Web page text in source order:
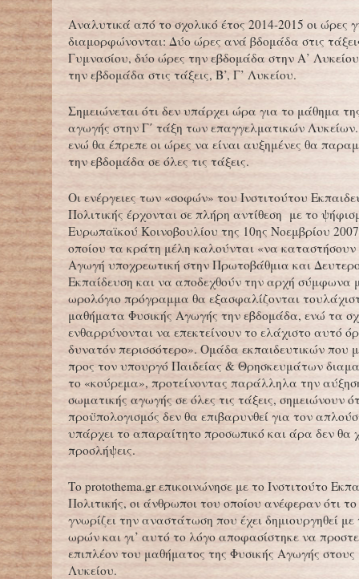
Αναλυτικά από το σχολικό έτος 2014-2015 οι ώρες
διαμορφώνονται: Δύο ώρες ανά βδομάδα στις
Γυμνασίου, δύο ώρες την εβδομάδα στην Α’
την εβδομάδα στις τάξεις, Β’, Γ’ Λυκείου.
Σημειώνεται ότι δεν υπάρχει ώρα για το μάθημα
αγωγής στην Γ΄ τάξη των επαγγελματικών
ενώ θα έπρεπε οι ώρες να είναι αυξημένες θα
την εβδομάδα σε όλες τις τάξεις.
Οι ενέργειες των «σοφών» του Ινστιτούτου
Πολιτικής έρχονται σε πλήρη αντίθεση με το
Ευρωπαϊκού Κοινοβουλίου της 10ης Νοεμβρίου
οποίου τα κράτη μέλη καλούνται «να καταστήσουν
Αγωγή υποχρεωτική στην Πρωτοβάθμια και
Εκπαίδευση και να αποδεχθούν την αρχή σύμφωνα
ωρολόγιο πρόγραμμα θα εξασφαλίζονται
μαθήματα Φυσικής Αγωγής την εβδομάδα, ενώ τα
ενθαρρύνονται να επεκτείνουν το ελάχιστο αυτό
δυνατόν περισσότερο». Ομάδα εκπαιδευτικών που
προς τον υπουργό Παιδείας & Θρησκευμάτων
το «κούρεμα», προτείνοντας παράλληλα την
σωματικής αγωγής σε όλες τις τάξεις, σημειώνουν
προϋπολογισμός δεν θα επιβαρυνθεί για τον
υπάρχει το απαραίτητο προσωπικό και άρα δεν θα
προσλήψεις.
Το protothema.gr επικοινώνησε με το Ινστιτούτο
Πολιτικής, οι άνθρωποι του οποίου ανέφεραν ότι
γνωρίζει την αναστάτωση που έχει δημιουργηθεί
ωρών και γι’ αυτό το λόγο αποφασίστηκε να
επιπλέον του μαθήματος της Φυσικής Αγωγής στους
Λυκείου.